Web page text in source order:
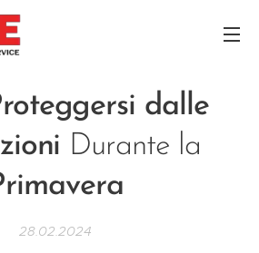
dalle
Durante la
28.02.2024